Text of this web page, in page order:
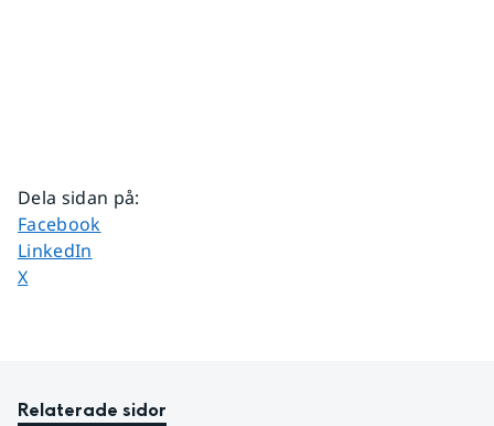
Dela sidan på:
Dela sidan på
Facebook
Dela sidan på
LinkedIn
Dela sidan på
X
Relaterade sidor